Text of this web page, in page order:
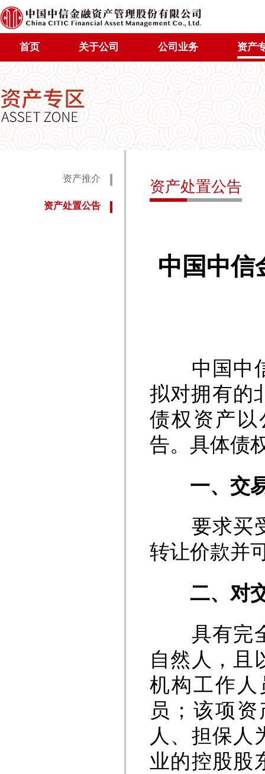
首页 关于公司 公司业务 资产
资产推介
资产处置公告
资产处置公告
中国中信
中国中信
拟对拥有的
债权资产
告。具体债
一、交
要求买受
转让价款并
二、对
具有完全
自然人，且
机构工作
员；该项
人、担保人
业的控股股